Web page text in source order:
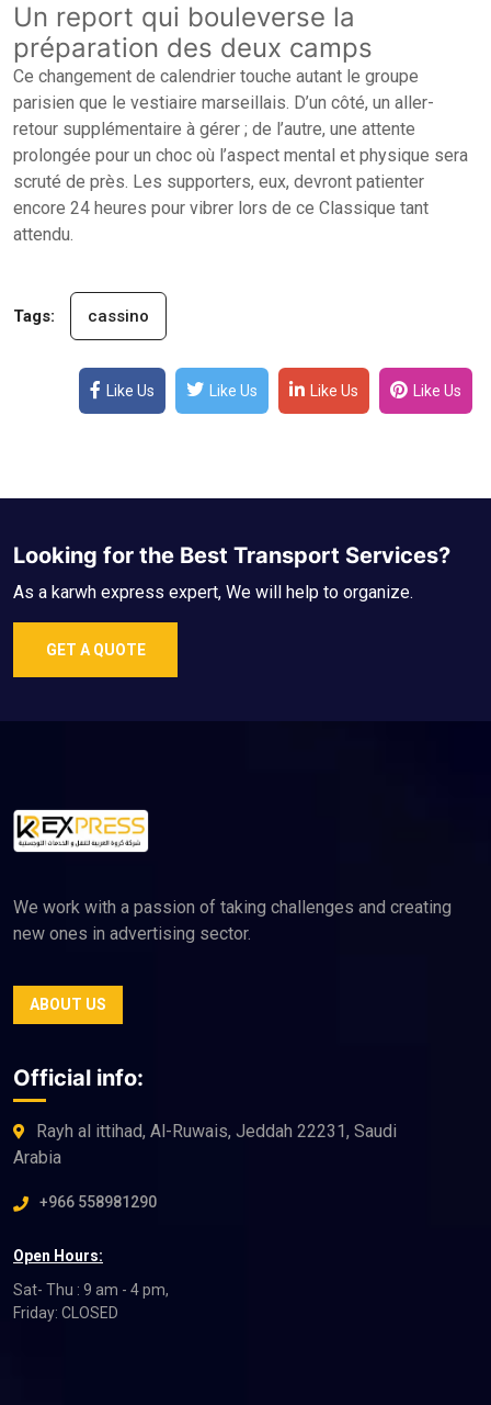
Un report qui bouleverse la
préparation des deux camps
Ce changement de calendrier touche autant le groupe
parisien que le vestiaire marseillais. D’un côté, un aller-
retour supplémentaire à gérer ; de l’autre, une attente
prolongée pour un choc où l’aspect mental et physique sera
scruté de près. Les supporters, eux, devront patienter
encore 24 heures pour vibrer lors de ce Classique tant
attendu.
Tags: cassino
Like Us Like Us Like Us Like Us
Looking for the Best Transport Services?
As a karwh express expert, We will help to organize.
GET A QUOTE
We work with a passion of taking challenges and creating
new ones in advertising sector.
ABOUT US
Official info:
Rayh al ittihad, Al-Ruwais, Jeddah 22231, Saudi
Arabia
+966 558981290
Open Hours:
Sat- Thu : 9 am - 4 pm,
Friday: CLOSED